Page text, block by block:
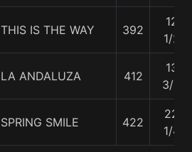
THIS IS THE WAY 392
12
1/2
LA ANDALUZA 412
13
3/4
SPRING SMILE 422
22
1/4